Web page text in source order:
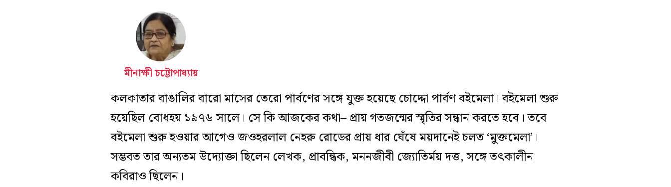
মীনাক্ষী চট্টোপাধ্যায়
কলকাতার বাঙালির বারো মাসের তেরো পার্বণের সঙ্গে যুক্ত হয়েছে চোদ্দো পার্বণ বইমেলা। বইমেলা শুরু
হয়েছিল বোধহয় ১৯৭৬ সালে। সে কি আজকের কথা– প্রায় গতজন্মের স্মৃতির সন্ধান করতে হবে। তবে
বইমেলা শুরু হওয়ার আগেও জওহরলাল নেহরু রোডের প্রায় ধার ঘেঁষে ময়দানেই চলত ‘মুক্তমেলা’।
সম্ভবত তার অন্যতম উদ্যোক্তা ছিলেন লেখক, প্রাবন্ধিক, মননজীবী জ্যোতির্ময় দত্ত, সঙ্গে তৎকালীন
কবিরাও ছিলেন।